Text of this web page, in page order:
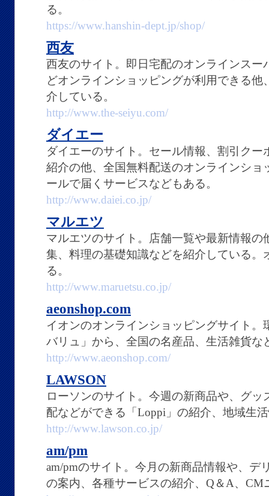
る。
https://www.hanshin-dept.jp/shop/
西友
西友のサイト。即日宅配のオンラインスー
どオンラインショッピングが利用できる
介している。
http://www.the-seiyu.com/
ダイエー
ダイエーのサイト。セール情報、割引クー
紹介の他、全国無料配送のオンラインショ
ールで届くサービスなどもある。
http://www.daiei.co.jp/
マルエツ
マルエツのサイト。店舗一覧や最新情報
集、料理の基礎知識などを紹介している。
る。
http://www.maruetsu.co.jp/
aeonshop.com
イオンのオンラインショッピングサイト
バリュ」から、全国の名産品、生活雑貨な
http://www.aeonshop.com/
LAWSON
ローソンのサイト。今週の新商品や、グ
配などができる「Loppi」の紹介、地域生
http://www.lawson.co.jp/
am/pm
am/pmのサイト。今月の新商品情報や、デ
の案内、各種サービスの紹介、Q＆A、CM